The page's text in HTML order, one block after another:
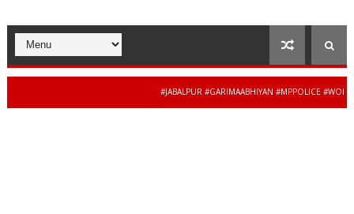
#JABALPUR #GARIMAABHIYAN #MPPOLICE